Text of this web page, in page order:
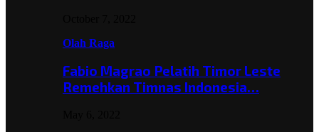
Olah Raga
Fabio Magrao Pelatih Timor Leste
Remehkan Timnas Indonesia…